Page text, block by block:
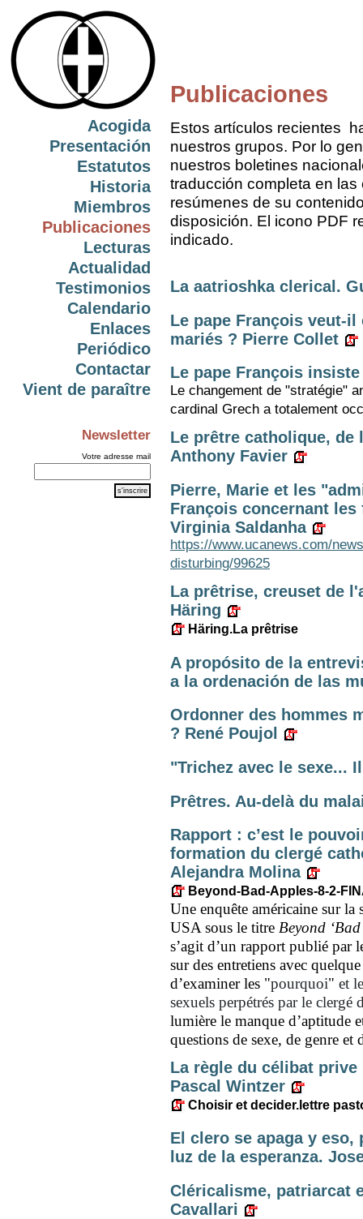
Acogida
Presentación
Estatutos
Historia
Miembros
Publicaciones
Lecturas
Actualidad
Testimonios
Calendario
Enlaces
Periódico
Contactar
Vient de paraître
Newsletter
Votre adresse mail
Publicaciones
Estos artículos recientes
nuestros grupos. Por lo
nuestros boletines
traducción completa en
resúmenes de su
disposición. El icono PDF
indicado.
La aatrioshka clerical.
Le pape François veut-
mariés ? Pierre Collet
Le pape François
Le changement de "stratégie"
cardinal Grech a totalement
Le prêtre catholique, de
Anthony Favier
Pierre, Marie et les
François concernant
Virginia Saldanha
https://www.ucanews.com/
disturbing/99625
La prêtrise, creuset de
Häring
Häring.La prêtrise
A propósito de la
a la ordenación de las
Ordonner des hommes
? René Poujol
"Trichez avec le sexe...
Prêtres. Au-delà du
Rapport : c’est le
formation du clergé
Alejandra Molina
Beyond-Bad-Apples-8-2-
Une enquête américaine sur la
USA sous le titre Beyond
s’agit d’un rapport publié par
sur des entretiens avec
d’examiner les "pourquoi" et
sexuels perpétrés par le
lumière le manque d’aptitude
questions de sexe, de genre
La règle du célibat prive
Pascal Wintzer
Choisir et decider.lettre
El clero se apaga y eso,
luz de la esperanza.
Cléricalisme, patriarcat
Cavallari